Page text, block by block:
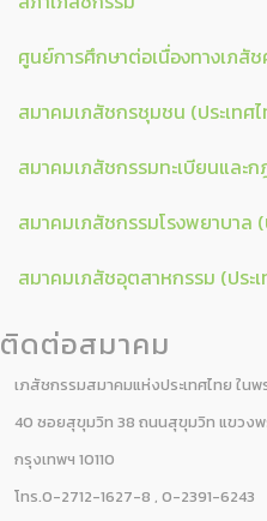
ศูนย์การศึกษาต่อเนื่องทางเภสั
สมาคมเภสัชกรชุมชน (ประเทศ
สมาคมเภสัชกรรมทะเบียนแล
สมาคมเภสัชกรรมโรงพยาบาล (
สมาคมเภสัชอุตสาหกรรม (ประ
ติดต่อสมาคม
เภสัชกรรมสมาคมแห่งประเทศไทย ใน
40 ซอยสุขุมวิท 38 ถนนสุขุมวิท แขวง
กรุงเทพฯ 10110
โทร.0-2712-1627-8 , 0-2391-6243